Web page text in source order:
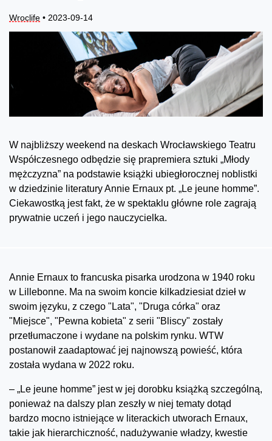
Wroclife • 2023-09-14
W najbliższy weekend na deskach Wrocławskiego Teatru
Współczesnego odbędzie się prapremiera sztuki „Młody
mężczyzna” na podstawie książki ubiegłorocznej noblistki
w dziedzinie literatury Annie Ernaux pt. „Le jeune homme”.
Ciekawostką jest fakt, że w spektaklu główne role zagrają
prywatnie uczeń i jego nauczycielka.
Annie Ernaux to francuska pisarka urodzona w 1940 roku
w Lillebonne. Ma na swoim koncie kilkadziesiat dzieł w
swoim języku, z czego "Lata", "Druga córka" oraz
"Miejsce", "Pewna kobieta" z serii "Bliscy" zostały
przetłumaczone i wydane na polskim rynku. WTW
postanowił zaadaptować jej najnowszą powieść, która
została wydana w 2022 roku.
– „Le jeune homme” jest w jej dorobku książką szczególną,
ponieważ na dalszy plan zeszły w niej tematy dotąd
bardzo mocno istniejące w literackich utworach Ernaux,
takie jak hierarchiczność, nadużywanie władzy, kwestie